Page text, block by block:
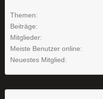
Themen
Beiträge
Mitglieder
Meiste Benutzer online
Neuestes Mitglied